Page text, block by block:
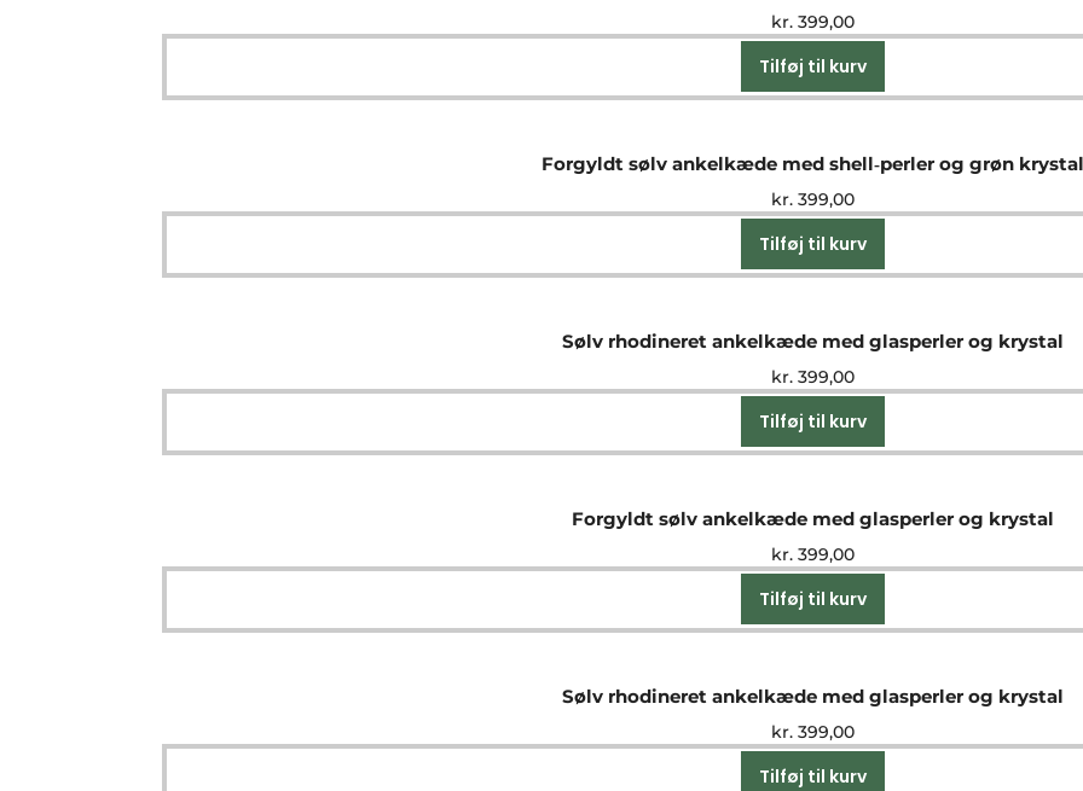
kr.399,00
Tilføj til kurv
Forgyldt sølv ankelkæde med shell‑perler og grøn krystal
kr.399,00
Tilføj til kurv
Sølv rhodineret ankelkæde med glasperler og krystal
kr.399,00
Tilføj til kurv
Forgyldt sølv ankelkæde med glasperler og krystal
kr.399,00
Tilføj til kurv
Sølv rhodineret ankelkæde med glasperler og krystal
kr.399,00
Tilføj til kurv